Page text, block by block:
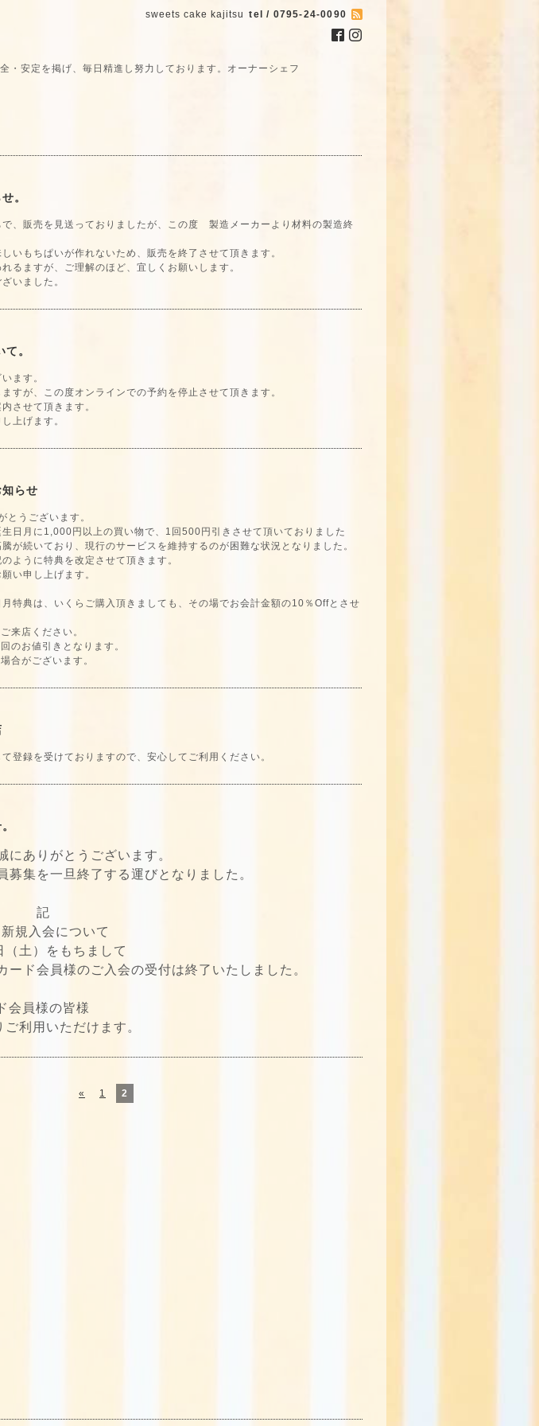
sweets cake kajitsu tel / 0795-24-0090
・安定を掲げ、毎日精進し努力しております。オーナーシェフ
。
、販売を見送っておりましたが、この度 製造メーカーより材料の製造終
いもちぱいが作れないため、販売を終了させて頂きます。
るますが、ご理解のほど、宜しくお願いします。
いました。
。
ます。
すが、この度オンラインでの予約を停止させて頂きます。
させて頂きます。
上げます。
らせ
うございます。
日月に1,000円以上の買い物で、1回500円引きさせて頂いておりました
が続いており、現行のサービスを維持するのが困難な状況となりました。
ように特典を改定させて頂きます。
い申し上げます。
特典は、いくらご購入頂きましても、その場でお会計金額の10％Offとさせ
来店ください。
のお値引きとなります。
合がございます。
登録を受けておりますので、安心してご利用ください。
にありがとうございます。
募集を一旦終了する運びとなりました。
規入会について
（土）をもちまして
員様のご入会の受付は終了いたしました。
会員様の皆様
利用いただけます。
« 1 2